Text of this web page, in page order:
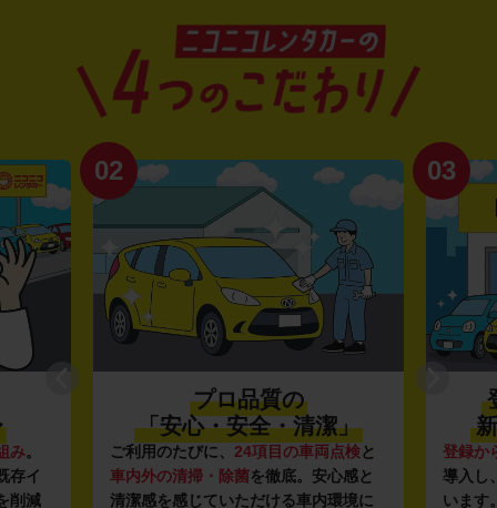
み。
存イ
削減
02
プロ品質の
「安心・安全・清潔」
ご利用のたびに、 24項目の車両点検と
車内外の清掃・除菌を徹底。安心感と
清潔感を感じていただける車内環境に
03
登録か
導入し
います